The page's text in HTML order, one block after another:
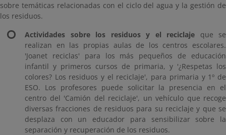
sobre temáticas relacionadas con el ciclo del agua y la gestión de
los residuos.
Actividades sobre los residuos y el reciclaje que se
realizan en las propias aulas de los centros escolares.
'Joanet reciclas' para los más pequeños de educación
infantil y primeros cursos de primaria, y '¿Respetas los
colores? Los residuos y el reciclaje', para primaria y 1º de
ESO. Los profesores puede solicitar la presencia en el
centro del 'Camión del reciclaje', un vehículo que recoge
diversas fracciones de residuos para su reciclaje y que se
desplaza con un educador para sensibilizar sobre la
separación y recuperación de los residuos.